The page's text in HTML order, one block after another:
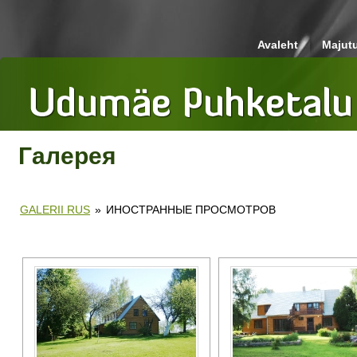
Avaleht
Галерея
GALERII RUS » ИНОСТРАННЫЕ ПРОСМОТРОВ